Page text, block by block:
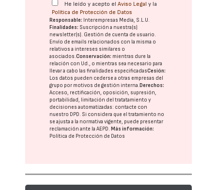
He leído y acepto elAviso Legal y la
Política de Protección de Datos
Responsable: Interempresas Media, S.L.U.
Finalidades: Suscripción a nuestra(s)
newsletter(s). Gestión de cuenta de usuario.
Envío de emails relacionados con la misma o
relativos a intereses similares o
asociados.Conservación: mientras dure la
relación con Ud., o mientras sea necesario para
llevar a cabo las finalidades especificadasCesión:
Los datos pueden cederse a otras empresas del
grupo por motivos de gestión interna. Derechos:
Acceso, rectificación, oposición, supresión,
portabilidad, limitación del tratatamiento y
decisiones automatizadas: contacte con
nuestro DPD. Si considera que el tratamiento no
se ajusta a la normativa vigente, puede presentar
reclamación ante laAEPD. Más información:
Política de Protección de Datos